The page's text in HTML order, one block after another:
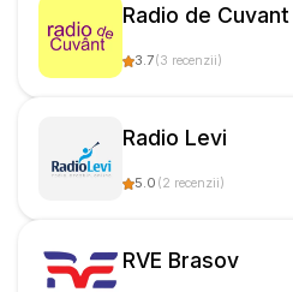
Radio de Cuvant
3.7(3 recenzii)
Radio Levi
5.0 (2 recenzii)
RVE Brasov